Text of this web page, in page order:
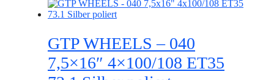
GTP WHEELS – 040
7,5×16″ 4×100/108 ET35